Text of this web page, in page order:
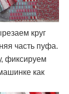
круг
часть пуфа.
фиксируем
как